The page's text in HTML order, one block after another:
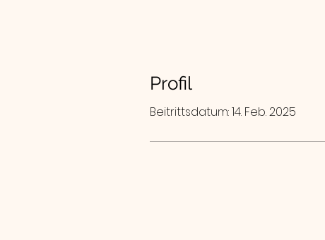
Profil
Beitrittsdatum: 14. Feb. 2025